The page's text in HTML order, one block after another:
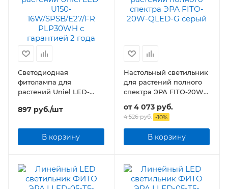
Светодиодная
фитолампа для
растений Uniel LED-
PLP30WH
897 руб./шт
В корзину
Настольный светильник
для растений полного
спектра ЭРА FITO-20W-
от4 073 руб.
4 526 руб. -10%
В корзину